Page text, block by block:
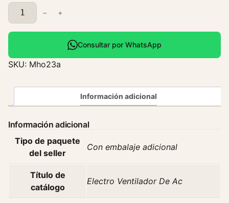
E
l
e
t
r
e
t
a
− +
Consultar por WhatsApp
SKU: Mho23a
Información adicional
Información adicional
Tipo de paquete
del seller
Con embalaje adicional
Título de
catálogo
Electro Ventilador De Ac